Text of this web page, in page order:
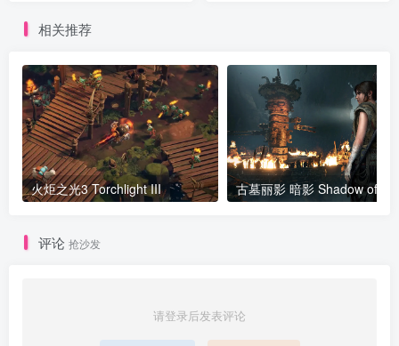
相关推荐
火炬之光3 Torchlight III
评论 抢沙发
请登录后发表评论